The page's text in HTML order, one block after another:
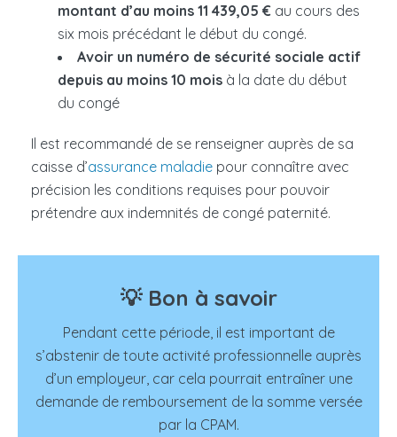
montant d’au moins 11 439,05 € au cours des
six mois précédant le début du congé.
Avoir un numéro de sécurité sociale actif
depuis au moins 10 mois à la date du début
du congé
Il est recommandé de se renseigner auprès de sa
caisse d’assurance maladie pour connaître avec
précision les conditions requises pour pouvoir
prétendre aux indemnités de congé paternité.
💡 Bon à savoir
Pendant cette période, il est important de
s’abstenir de toute activité professionnelle auprès
d’un employeur, car cela pourrait entraîner une
demande de remboursement de la somme versée
par la CPAM.